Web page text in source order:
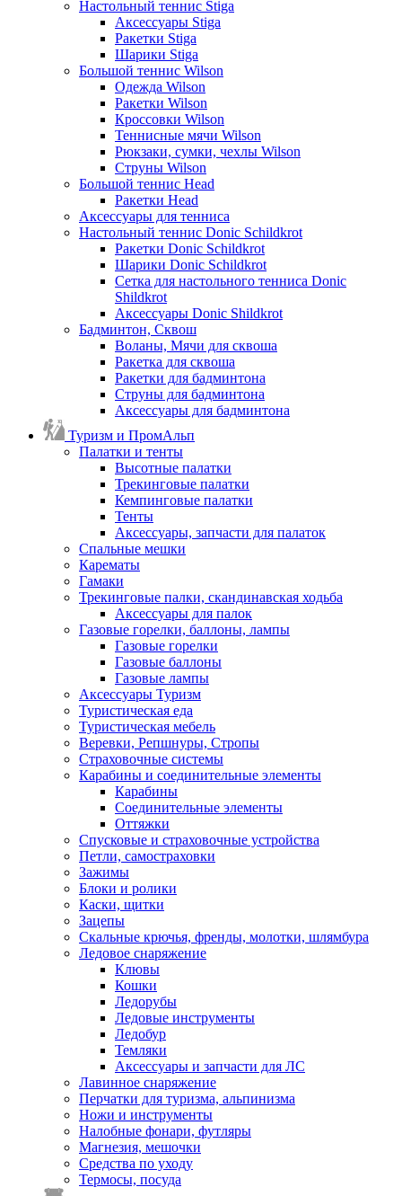
Настольный теннис Stiga
Аксессуары Stiga
Ракетки Stiga
Шарики Stiga
Большой теннис Wilson
Одежда Wilson
Ракетки Wilson
Кроссовки Wilson
Теннисные мячи Wilson
Рюкзаки, сумки, чехлы Wilson
Струны Wilson
Большой теннис Head
Ракетки Head
Аксессуары для тенниса
Настольный теннис Donic Schildkrot
Ракетки Donic Schildkrot
Шарики Donic Schildkrot
Сетка для настольного тенниса Donic
Shildkrot
Аксессуары Donic Shildkrot
Бадминтон, Сквош
Воланы, Мячи для сквоша
Ракетка для сквоша
Ракетки для бадминтона
Струны для бадминтона
Аксессуары для бадминтона
Туризм и ПромАльп
Палатки и тенты
Высотные палатки
Трекинговые палатки
Кемпинговые палатки
Тенты
Аксессуары, запчасти для палаток
Спальные мешки
Карематы
Гамаки
Трекинговые палки, скандинавская ходьба
Аксессуары для палок
Газовые горелки, баллоны, лампы
Газовые горелки
Газовые баллоны
Газовые лампы
Аксессуары Туризм
Туристическая еда
Туристическая мебель
Веревки, Репшнуры, Стропы
Страховочные системы
Карабины и соединительные элементы
Карабины
Соединительные элементы
Оттяжки
Спусковые и страховочные устройства
Петли, самостраховки
Зажимы
Блоки и ролики
Каски, щитки
Зацепы
Скальные крючья, френды, молотки, шлямбура
Ледовое снаряжение
Клювы
Кошки
Ледорубы
Ледовые инструменты
Ледобур
Темляки
Аксессуары и запчасти для ЛС
Лавинное снаряжение
Перчатки для туризма, альпинизма
Ножи и инструменты
Налобные фонари, футляры
Магнезия, мешочки
Средства по уходу
Термосы, посуда